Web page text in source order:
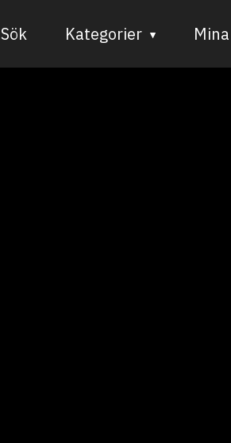
Sök Kategorier